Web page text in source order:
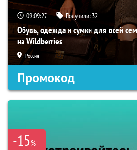
09:09:26 Получили: 32
Обувь, одежда и сумки для всей
на Wildberries
Россия
Промокод
-15%